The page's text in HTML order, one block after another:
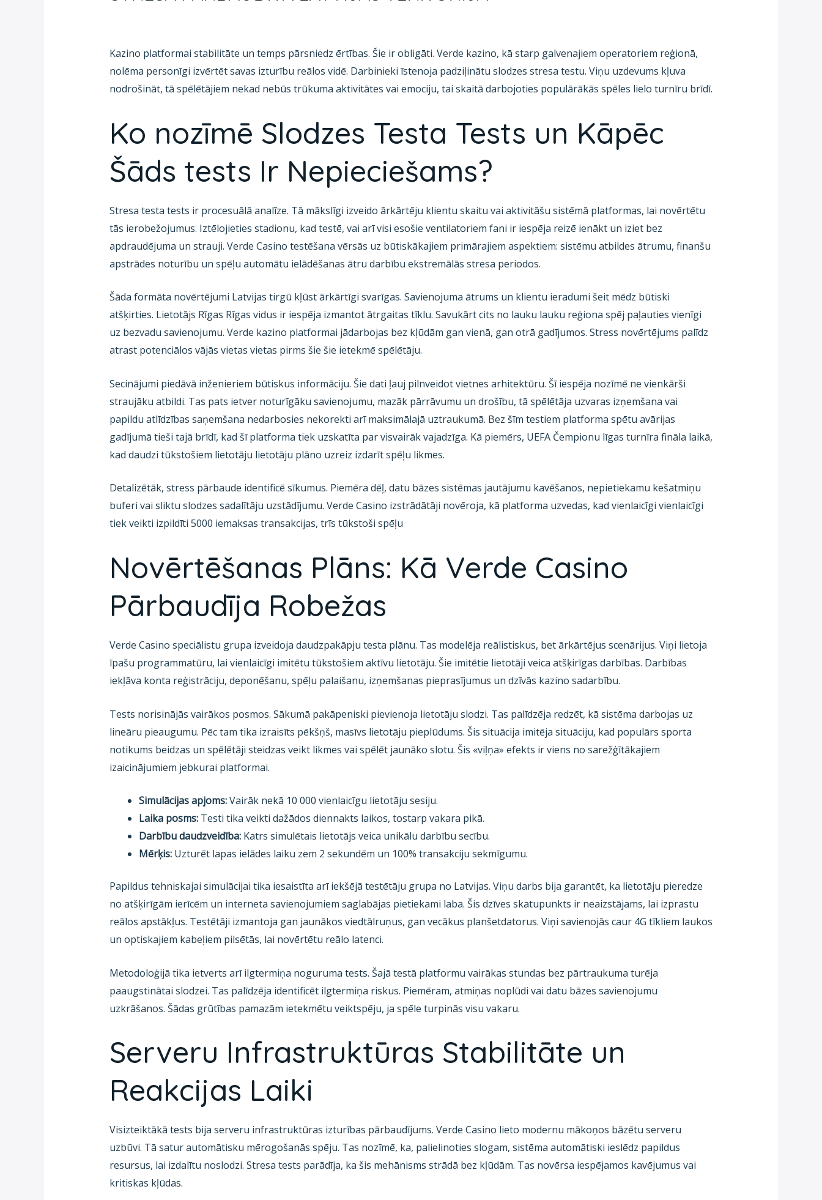
Kazino platformai stabilitāte un temps pārsniedz ērtības. Šie ir obligāti. Verde kazino, kā starp galvenajiem operatoriem reģionā,
nolēma personīgi izvērtēt savas izturību reālos vidē. Darbinieki īstenoja padziļinātu slodzes stresa testu. Viņu uzdevums kļuva
nodrošināt, tā spēlētājiem nekad nebūs trūkuma aktivitātes vai emociju, tai skaitā darbojoties populārākās spēles lielo turnīru brīdī.
Ko nozīmē Slodzes Testa Tests un Kāpēc
Šāds tests Ir Nepieciešams?
Stresa testa tests ir procesuālā analīze. Tā mākslīgi izveido ārkārtēju klientu skaitu vai aktivitāšu sistēmā platformas, lai novērtētu
tās ierobežojumus. Iztēlojieties stadionu, kad testē, vai arī visi esošie ventilatoriem fani ir iespēja reizē ienākt un iziet bez
apdraudējuma un strauji. Verde Casino testēšana vērsās uz būtiskākajiem primārajiem aspektiem: sistēmu atbildes ātrumu, finanšu
apstrādes noturību un spēļu automātu ielādēšanas ātru darbību ekstremālās stresa periodos.
Šāda formāta novērtējumi Latvijas tirgū kļūst ārkārtīgi svarīgas. Savienojuma ātrums un klientu ieradumi šeit mēdz būtiski
atšķirties. Lietotājs Rīgas Rīgas vidus ir iespēja izmantot ātrgaitas tīklu. Savukārt cits no lauku lauku reģiona spēj paļauties vienīgi
uz bezvadu savienojumu. Verde kazino platformai jādarbojas bez kļūdām gan vienā, gan otrā gadījumos. Stress novērtējums palīdz
atrast potenciālos vājās vietas vietas pirms šie šie ietekmē spēlētāju.
Secinājumi piedāvā inženieriem būtiskus informāciju. Šie dati ļauj pilnveidot vietnes arhitektūru. Šī iespēja nozīmē ne vienkārši
straujāku atbildi. Tas pats ietver noturīgāku savienojumu, mazāk pārrāvumu un drošību, tā spēlētāja uzvaras izņemšana vai
papildu atlīdzības saņemšana nedarbosies nekorekti arī maksimālajā uztraukumā. Bez šīm testiem platforma spētu avārijas
gadījumā tieši tajā brīdī, kad šī platforma tiek uzskatīta par visvairāk vajadzīga. Kā piemērs, UEFA Čempionu līgas turnīra fināla laikā,
kad daudzi tūkstošiem lietotāju lietotāju plāno uzreiz izdarīt spēļu likmes.
Detalizētāk, stress pārbaude identificē sīkumus. Piemēra dēļ, datu bāzes sistēmas jautājumu kavēšanos, nepietiekamu kešatmiņu
buferi vai sliktu slodzes sadalītāju uzstādījumu. Verde Casino izstrādātāji novēroja, kā platforma uzvedas, kad vienlaicīgi vienlaicīgi
tiek veikti izpildīti 5000 iemaksas transakcijas, trīs tūkstoši spēļu
Novērtēšanas Plāns: Kā Verde Casino
Pārbaudīja Robežas
Verde Casino speciālistu grupa izveidoja daudzpakāpju testa plānu. Tas modelēja reālistiskus, bet ārkārtējus scenārijus. Viņi lietoja
īpašu programmatūru, lai vienlaicīgi imitētu tūkstošiem aktīvu lietotāju. Šie imitētie lietotāji veica atšķirīgas darbības. Darbības
iekļāva konta reģistrāciju, deponēšanu, spēļu palaišanu, izņemšanas pieprasījumus un dzīvās kazino sadarbību.
Tests norisinājās vairākos posmos. Sākumā pakāpeniski pievienoja lietotāju slodzi. Tas palīdzēja redzēt, kā sistēma darbojas uz
lineāru pieaugumu. Pēc tam tika izraisīts pēkšņš, masīvs lietotāju pieplūdums. Šis situācija imitēja situāciju, kad populārs sporta
notikums beidzas un spēlētāji steidzas veikt likmes vai spēlēt jaunāko slotu. Šis «viļņa» efekts ir viens no sarežģītākajiem
izaicinājumiem jebkurai platformai.
Simulācijas apjoms:Vairāk nekā 10 000 vienlaicīgu lietotāju sesiju.
Laika posms:Testi tika veikti dažādos diennakts laikos, tostarp vakara pikā.
Darbību daudzveidība:Katrs simulētais lietotājs veica unikālu darbību secību.
Mērķis:Uzturēt lapas ielādes laiku zem 2 sekundēm un 100% transakciju sekmīgumu.
Papildus tehniskajai simulācijai tika iesaistīta arī iekšējā testētāju grupa no Latvijas. Viņu darbs bija garantēt, ka lietotāju pieredze
no atšķirīgām ierīcēm un interneta savienojumiem saglabājas pietiekami laba. Šis dzīves skatupunkts ir neaizstājams, lai izprastu
reālos apstākļus. Testētāji izmantoja gan jaunākos viedtālruņus, gan vecākus planšetdatorus. Viņi savienojās caur 4G tīkliem laukos
un optiskajiem kabeļiem pilsētās, lai novērtētu reālo latenci.
Metodoloģijā tika ietverts arī ilgtermiņa noguruma tests. Šajā testā platformu vairākas stundas bez pārtraukuma turēja
paaugstinātai slodzei. Tas palīdzēja identificēt ilgtermiņa riskus. Piemēram, atmiņas noplūdi vai datu bāzes savienojumu
uzkrāšanos. Šādas grūtības pamazām ietekmētu veiktspēju, ja spēle turpinās visu vakaru.
Serveru Infrastruktūras Stabilitāte un
Reakcijas Laiki
Visizteiktākā tests bija serveru infrastruktūras izturības pārbaudījums. Verde Casino lieto modernu mākoņos bāzētu serveru
uzbūvi. Tā satur automātisku mērogošanās spēju. Tas nozīmē, ka, palielinoties slogam, sistēma automātiski ieslēdz papildus
resursus, lai izdalītu noslodzi. Stresa tests parādīja, ka šis mehānisms strādā bez kļūdām. Tas novērsa iespējamos kavējumus vai
kritiskas kļūdas.